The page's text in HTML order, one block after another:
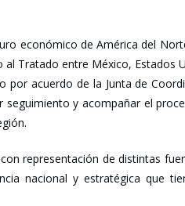
económico de América del
Tratado entre México, Estados
por acuerdo de la Junta de
seguimiento y acompañar el
representación de distintas
nacional y estratégica que